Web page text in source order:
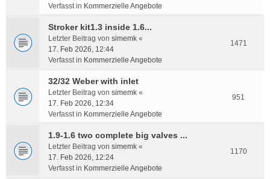
Verfasst in Kommerzielle Angebote
Stroker kit1.3 inside 1.6...
Letzter Beitrag von simemk «
17. Feb 2026, 12:44
Verfasst in Kommerzielle Angebote
1471
32/32 Weber with inlet
Letzter Beitrag von simemk «
17. Feb 2026, 12:34
Verfasst in Kommerzielle Angebote
951
1.9-1.6 two complete big valves ...
Letzter Beitrag von simemk «
17. Feb 2026, 12:24
Verfasst in Kommerzielle Angebote
1170